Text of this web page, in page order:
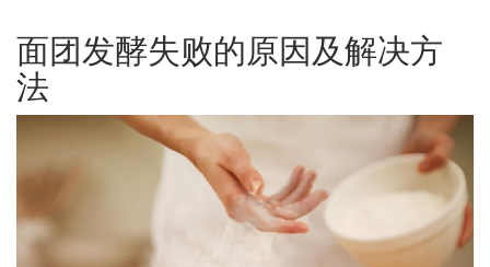
面团发酵失败的原因及解决方
法